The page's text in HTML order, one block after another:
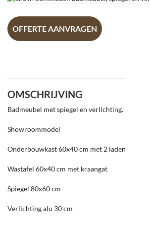
OFFERTE AANVRAGEN
OMSCHRIJVING
Badmeubel met spiegel en verlichting.
Showroommodel
Onderbouwkast 60x40 cm met 2 laden
Wastafel 60x40 cm met kraangat
Spiegel 80x60 cm
Verlichting alu 30 cm